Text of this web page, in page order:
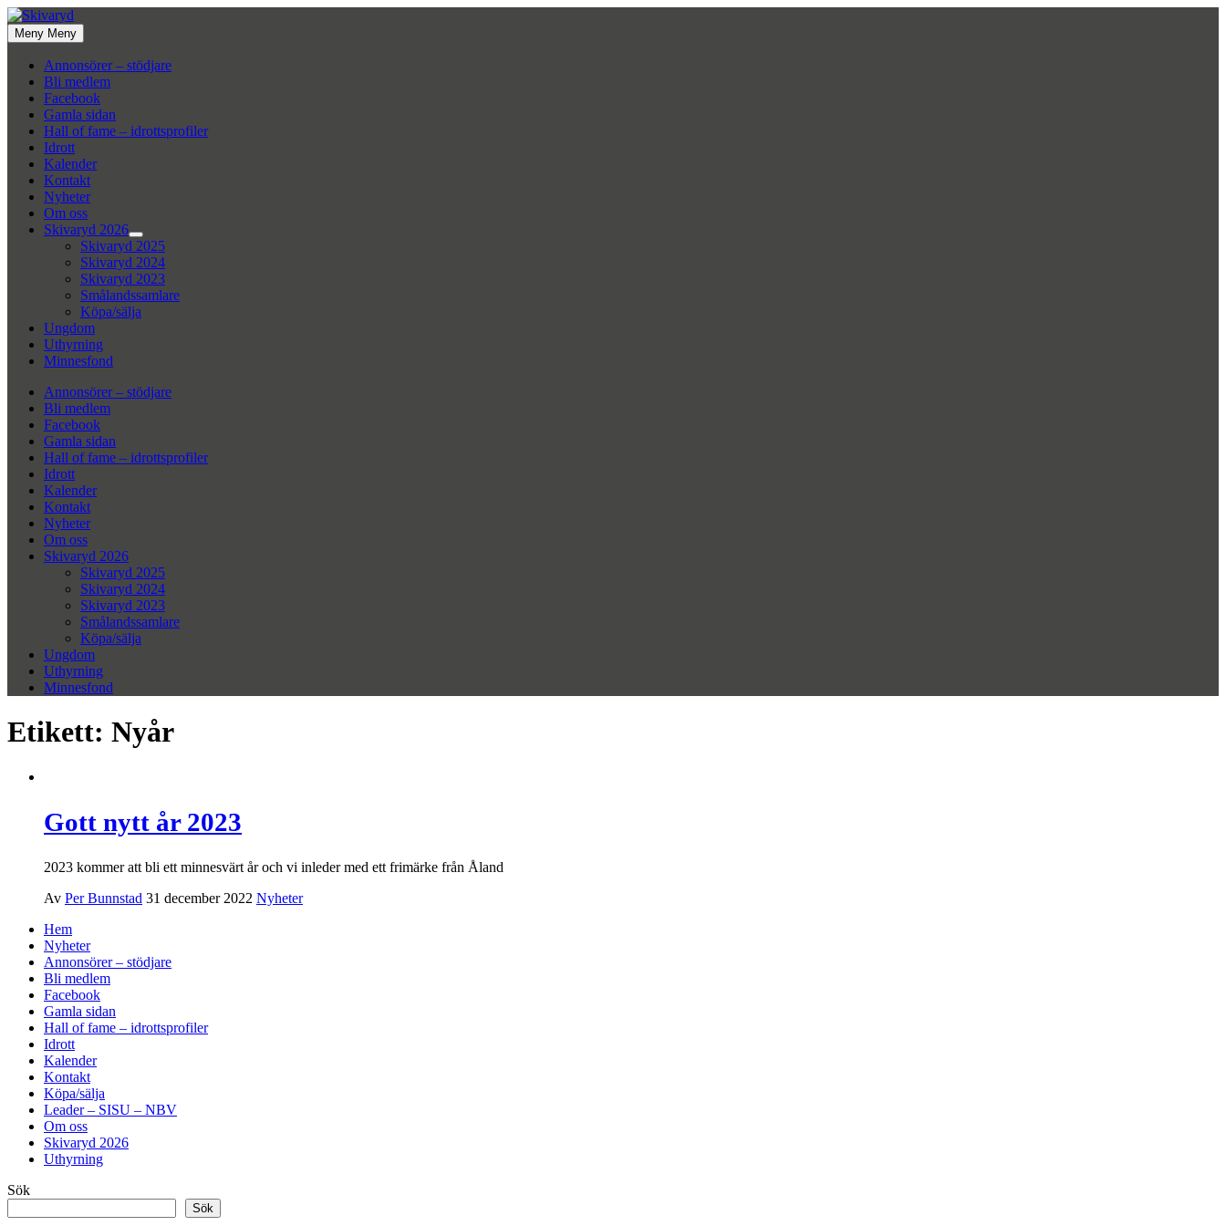
Hoppa
till
innehåll
Meny Meny
Annonsörer – stödjare
Bli medlem
Facebook
Gamla sidan
Hall of fame – idrottsprofiler
Idrott
Kalender
Kontakt
Nyheter
Om oss
Skivaryd 2026
Visa
undermeny
Skivaryd 2025
Skivaryd 2024
Skivaryd 2023
Smålandssamlare
Köpa/sälja
Ungdom
Uthyrning
Minnesfond
Annonsörer – stödjare
Bli medlem
Facebook
Gamla sidan
Hall of fame – idrottsprofiler
Idrott
Kalender
Kontakt
Nyheter
Om oss
Skivaryd 2026
Skivaryd 2025
Skivaryd 2024
Skivaryd 2023
Smålandssamlare
Köpa/sälja
Ungdom
Uthyrning
Minnesfond
Etikett: Nyår
Gott nytt år 2023
2023 kommer att bli ett minnesvärt år och vi inleder med ett frimärke från Åland
Av Per Bunnstad 31 december 2022 Nyheter
Hem
Nyheter
Annonsörer – stödjare
Bli medlem
Facebook
Gamla sidan
Hall of fame – idrottsprofiler
Idrott
Kalender
Kontakt
Köpa/sälja
Leader – SISU – NBV
Om oss
Skivaryd 2026
Uthyrning
Sök
Sök